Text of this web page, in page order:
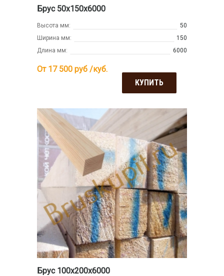
Брус 50х150х6000
Высота мм:
50
Ширина мм:
150
Длина мм:
6000
От 17 500 руб /куб.
КУПИТЬ
Брус 100х200х6000